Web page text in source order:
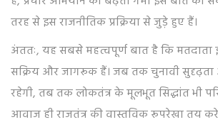
तरह से इस राजनीतिक प्रक्रिया से जुड़े हुए हैं।
अंततः, यह सबसे महत्वपूर्ण बात है कि
सक्रिय और जागरूक हैं। जब तक चुनावी सुदृढ़ता
रहेगी, तब तक लोकतंत्र के मूलभूत सिद्धांत भी
आवाज ही राजतंत्र की वास्तविक रूपरेखा तय